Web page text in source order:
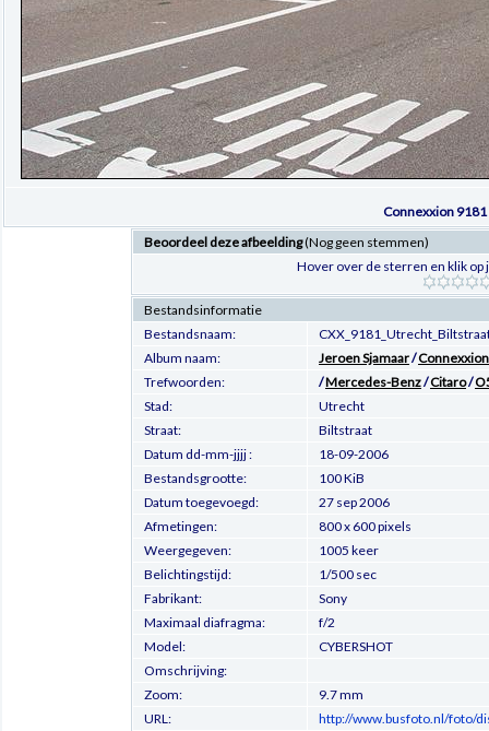
Connexxion
Beoordeel deze afbeelding(Nog geen stemmen)
Hover over de sterren en klik
Bestandsinformatie
Bestandsnaam:
Album naam:
Jeroen Sjamaar/
Trefwoorden:
/Mercedes-Benz/Citaro/
Stad:
Utrecht
Straat:
Biltstraat
Datum dd-mm-jjjj :
18-09-2006
Bestandsgrootte:
100 KiB
Datum toegevoegd:
27 sep 2006
Afmetingen:
800 x 600 pixels
Weergegeven:
1005 keer
Belichtingstijd:
1/500 sec
Fabrikant:
Sony
Maximaal diafragma:
f/2
Model:
CYBERSHOT
Omschrijving:
Zoom:
9.7 mm
URL:
http://www.busfoto.nl/foto/